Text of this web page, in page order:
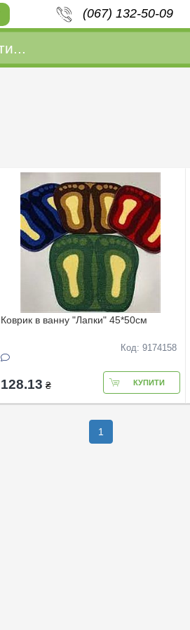
(067) 132-50-09
Коврик в ванну "Лапки" 45*50см
Код: 9174158
128.13 ₴ КУПИТИ
1